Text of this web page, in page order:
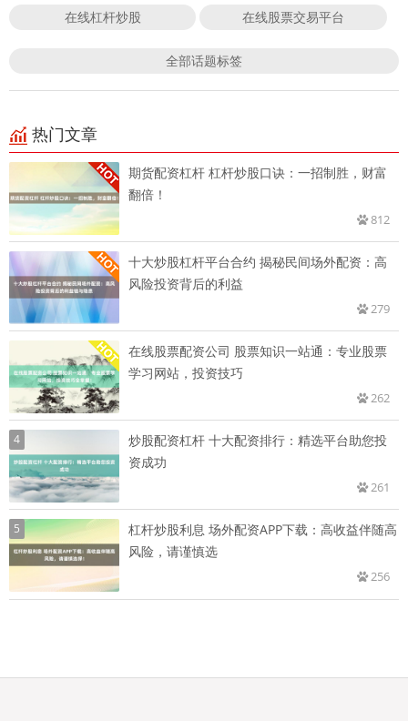
在线杠杆炒股 在线股票交易平台
全部话题标签
热门文章
期货配资杠杆 杠杆炒股口诀：一招制胜，财富
翻倍！
812
十大炒股杠杆平台合约 揭秘民间场外配资：高
风险投资背后的利益
279
在线股票配资公司 股票知识一站通：专业股票
学习网站，投资技巧
262
4
炒股配资杠杆 十大配资排行：精选平台助您投
资成功
261
5
杠杆炒股利息 场外配资APP下载：高收益伴随高
风险，请谨慎选
256